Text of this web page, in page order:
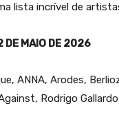
lista incrível de
DE MAIO DE 2026
ANNA, Arodes,
Rodrigo